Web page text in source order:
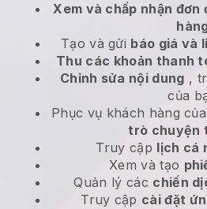
Xem và chấp nhận đơn
Tạo và gửi báo giá và
Thu các khoản thanh
Chỉnh sửa nội dung ,
của
Phục vụ khách hàng
trò chuyện
Truy cập lịch cá
Xem và tạo
Quản lý các chiến
Truy cập cài đặt